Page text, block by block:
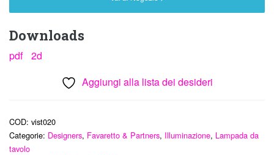
Downloads
pdf 2d
Aggiungi alla lista dei desideri
COD: vist020
Categorie: Designers, Favaretto & Partners, Illuminazione, Lampada da
tavolo